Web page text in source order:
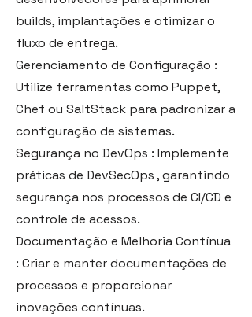
builds, implantações e otimizar o
fluxo de entrega.
Gerenciamento de Configuração :
Utilize ferramentas como Puppet,
Chef ou SaltStack para padronizar a
configuração de sistemas.
Segurança no DevOps : Implemente
práticas de DevSecOps , garantindo
segurança nos processos de CI/CD e
controle de acessos.
Documentação e Melhoria Contínua
: Criar e manter documentações de
processos e proporcionar
inovações contínuas.